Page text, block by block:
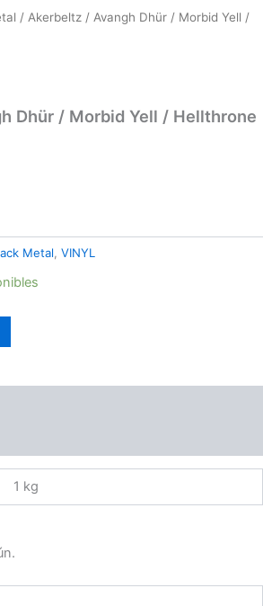
/ Akerbeltz / Avangh Dhür / Morbid Yell /
Dhür / Morbid Yell / Hellthrone
Metal VINYL
1 kg